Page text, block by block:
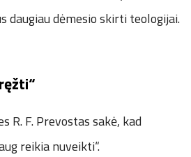
daugiau dėmesio skirti teologijai.
R. F. Prevostas sakė, kad
reikia nuveikti“.